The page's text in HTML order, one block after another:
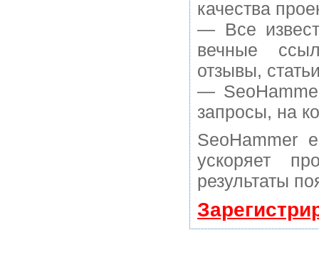
качества
— Все
вечные
отзывы,
—
запросы, на
SeoHammer
ускоряет
результаты